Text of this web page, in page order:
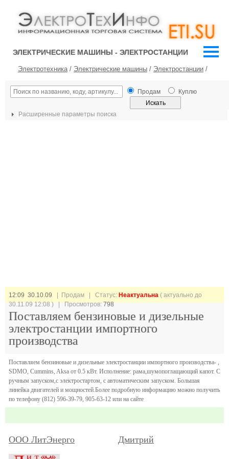
ЭЛЕКТРИЧЕСКИЕ МАШИНЫ - ЭЛЕКТРОСТАНЦИИ
Электротехника/ Электрические машины / Электростанции /
Продам Куплю
Расширенные параметры поиска
12:09 30.10.09 | Продам | Статус: Неактуальна ( актуально до
30.11.09 12:08 ) | Просмотров:798
Поставляем бензиновые и дизельные
электростанции импортного
производства
Поставляем бензиновые и дизельные электростанции импортного производства- ,
SDMO, Cummins, Aksa от 0.5 кВт. Исполнение: рама,шумопоглащающий капот. С
ручным запуском,с электростартом, с автоматическим запуском. Большая
линейка двигателей и мощностей.Более подробную информацию можно получить
по телефону (812) 596-39-79, 905-63-12 или на сайте
ООО ЛитЭнерго Дмитрий